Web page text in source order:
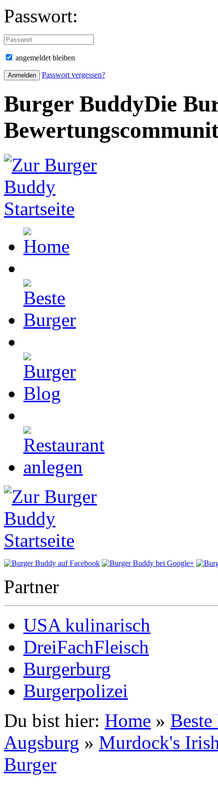
Passwort:
angemeldet bleiben
Passwort vergessen?
Burger BuddyDie
Partner
USA kulinarisch
DreiFachFleisch
Burgerburg
Burgerpolizei
Du bist hier: Home »
Augsburg » Murdock's
Burger